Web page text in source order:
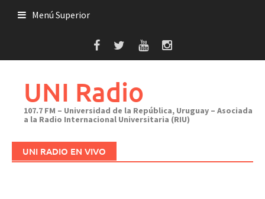
Menú Superior
UNI Radio
107.7 FM – Universidad de la República, Uruguay – Asociada
a la Radio Internacional Universitaria (RIU)
UNI RADIO EN VIVO